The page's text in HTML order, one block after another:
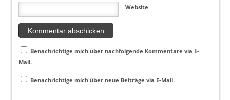
Website
Benachrichtige mich über nachfolgende Kommentare via E-
Mail.
Benachrichtige mich über neue Beiträge via E-Mail.